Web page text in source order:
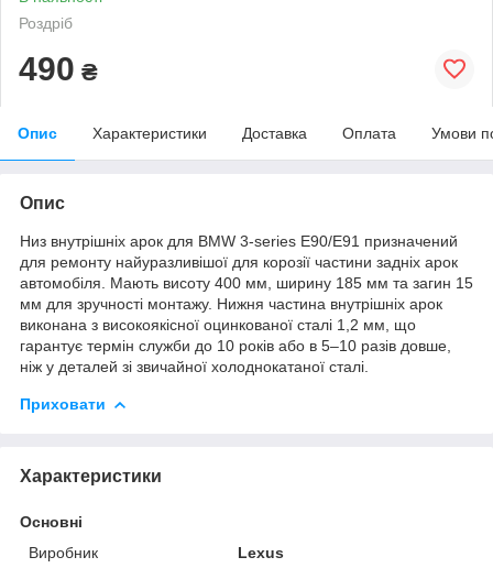
Роздріб
490 ₴
Опис Характеристики Доставка Оплата Умови
Опис
Низ внутрішніх арок для BMW 3-series E90/E91 призначений
для ремонту найуразливішої для корозії частини задніх арок
автомобіля. Мають висоту 400 мм, ширину 185 мм та загин 15
мм для зручності монтажу. Нижня частина внутрішніх арок
виконана з високоякісної оцинкованої сталі 1,2 мм, що
гарантує термін служби до 10 років або в 5–10 разів довше,
ніж у деталей зі звичайної холоднокатаної сталі.
Приховати
Характеристики
Основні
Виробник
Lexus